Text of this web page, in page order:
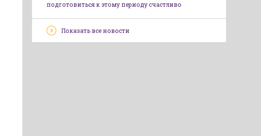
подготовиться к этому периоду счастливо
Показать все новости